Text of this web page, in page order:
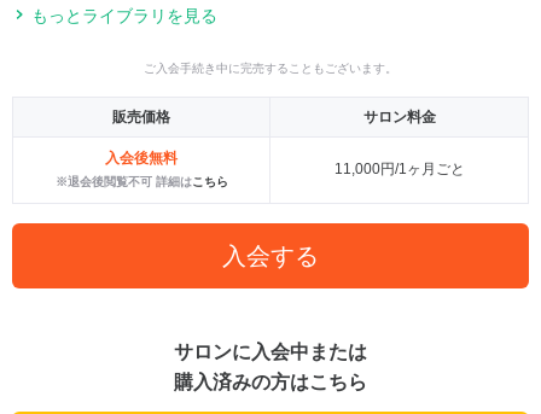
もっとライブラリを見る
ご入会手続き中に完売することもございます。
販売価格 サロン料金
入会後無料
※退会後閲覧不可 詳細はこちら
11,000円/1ヶ月ごと
入会する
サロンに入会中または
購入済みの方はこちら